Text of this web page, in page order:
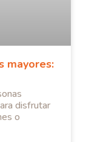
mayores:
disfrutar
o